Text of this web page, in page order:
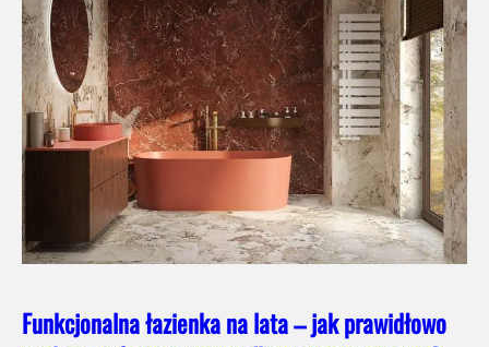
Funkcjonalna łazienka na lata – jak prawidłowo